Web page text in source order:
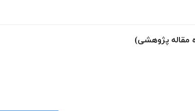
مقاله پژوهشی)